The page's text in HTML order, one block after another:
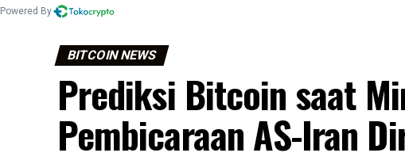
Powered By
BITCOIN NEWS
Prediksi Bitcoin saat
Pembicaraan AS-Iran